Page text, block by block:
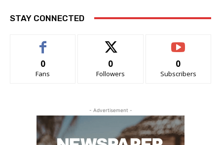
STAY CONNECTED
0
Fans
0
Followers
0
Subscribers
- Advertisement -